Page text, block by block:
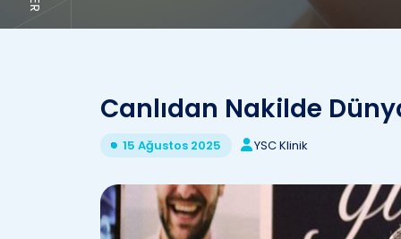
Canlıdan Nakilde
15 Ağustos 2025 YSC Klinik